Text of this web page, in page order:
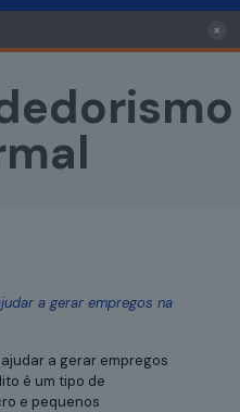
×
a gerar empregos na
a gerar empregos
é um tipo de
e pequenos